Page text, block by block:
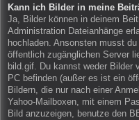
Kann ich Bilder in meine
Ja, Bilder können in deinem
Administration Dateianhänge
hochladen. Ansonsten musst
öffentlich zugänglichen Server
bild.gif. Du kannst weder Bilder
PC befinden (außer es ist ein
Bildern, die nur nach einer
Yahoo-Mailboxen, mit einem
Bild anzuzeigen, benutze den